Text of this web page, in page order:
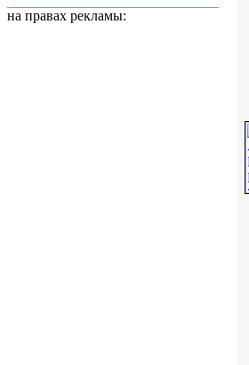
на правах рекламы: